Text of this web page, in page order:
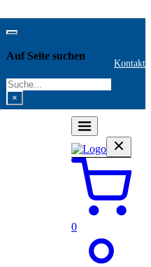
Auf Seite suchen
Search
×
Kontakt
0